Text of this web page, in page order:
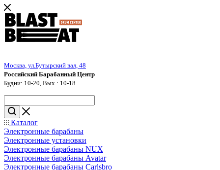
Москва, ул.Бутырский вал, 48
Российский Барабанный Центр
Будни: 10-20, Вых.: 10-18
Каталог
Электронные барабаны
Электронные установки
Электронные барабаны NUX
Электронные барабаны Avatar
Электронные барабаны Carlsbro